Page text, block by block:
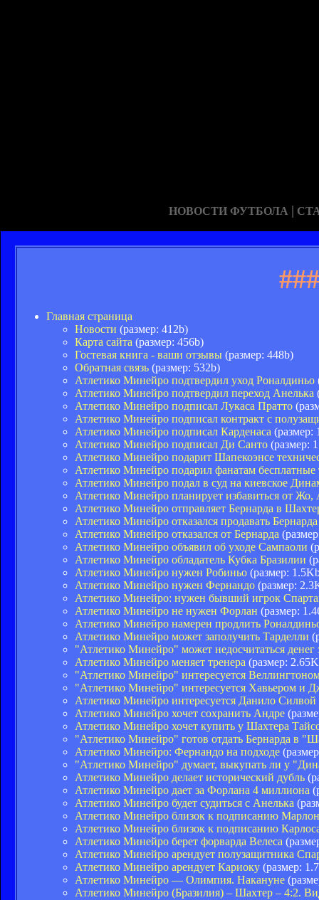
НОВОСТИ ФУТБОЛА |
###
Главная страница
Новости (размер: 412b)
Карта сайта (размер: 456b)
Гостевая книга - ваши отзывы (размер: 448b)
Обратная связь (размер: 532b)
Атлетико Минейро подтвердил уход Роналдиньо
Атлетико Минейро подтвердил переход Анелька
Атлетико Минейро подписал Лукаса Пратто
Атлетико Минейро подписал контракт с
Атлетико Минейро подписал Карденаса (размер:
Атлетико Минейро подписал Ди Санто (размер:
Атлетико Минейро подарит Шапекоэнсе
Атлетико Минейро подарил фанатам бесплатные
Атлетико Минейро подал в суд на киевское
Атлетико Минейро планирует избавиться от
Атлетико Минейро отправляет Бернарда в
Атлетико Минейро отказался продавать
Атлетико Минейро отказался от Бернарда
Атлетико Минейро объявил об уходе Сампаоли
Атлетико Минейро обладатель Кубка Бразилии
Атлетико Минейро нужен Робиньо (размер:
Атлетико Минейро нужен Фернандо (размер:
Атлетико Минейро: нужен бывший игрок
Атлетико Минейро не нужен Форлан (размер:
Атлетико Минейро намерен продлить
Атлетико Минейро может заполучить Тарделли
"Атлетико Минейро" может недосчитаться денег
Атлетико Минейро меняет тренера (размер:
"Атлетико Минейро" интересуется
"Атлетико Минейро" интересуется Хавьером и
Атлетико Минейро интересуется Данило Силвой
Атлетико Минейро хочет сохранить Андре
Атлетико Минейро хочет купить у Шахтера
"Атлетико Минейро" готов отдать Бернарда в
Атлетико Минейро: Фернандо на подходе
"Атлетико Минейро" думает, выкупать ли у
Атлетико Минейро делает исторический дубль
Атлетико Минейро дает за Форлана 4 миллиона
Атлетико Минейро будет судиться с Анелька
Атлетико Минейро близок к подписанию
Атлетико Минейро близок к подписанию
Атлетико Минейро берет форварда Велеса
Атлетико Минейро арендует полузащитника
Атлетико Минейро арендует Кариоку (размер:
Атлетико Минейро — Олимпия. Накануне
Атлетико Минейро (Бразилия) – Шахтер – 4:2.